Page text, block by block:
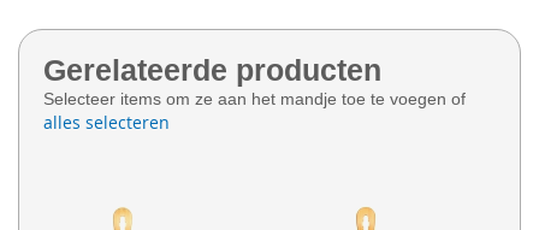
Gerelateerde producten
Selecteer items om ze aan het mandje toe te voegen of
alles selecteren